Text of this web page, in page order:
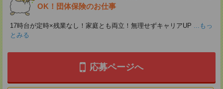
OK！団体保険のお仕事
17時台が定時×残業なし！家庭とも両立！無理せずキャリアUP ...もっ
とみる
応募ページへ